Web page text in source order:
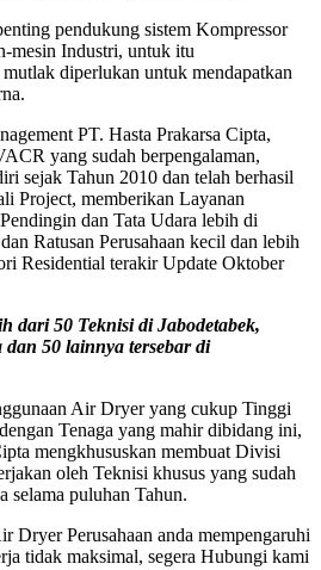
pendukung sistem Kompressor
mesin Industri, untuk itu
diperlukan untuk mendapatkan
PT. Hasta Prakarsa Cipta,
yang sudah berpengalaman,
sejak Tahun 2010 dan telah berhasil
Project, memberikan Layanan
dan Tata Udara lebih di
Ratusan Perusahaan kecil dan lebih
Residential terakir Update Oktober
dari 50 Teknisi di Jabodetabek,
50 lainnya tersebar di
Air Dryer yang cukup Tinggi
Tenaga yang mahir dibidang ini,
mengkhususkan membuat Divisi
oleh Teknisi khusus yang sudah
selama puluhan Tahun.
Dryer Perusahaan anda mempengaruhi
tidak maksimal, segera Hubungi kami